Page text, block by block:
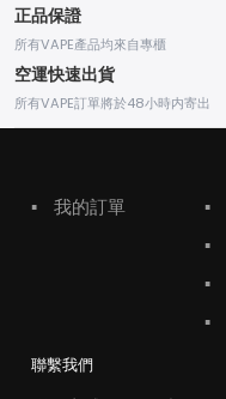
正品保證
所有VAPE產品均來自專櫃
空運快速出貨
所有VAPE訂單將於48小時内寄出
▪ 我的訂單 ▪
▪
▪
▪
聯繫我們